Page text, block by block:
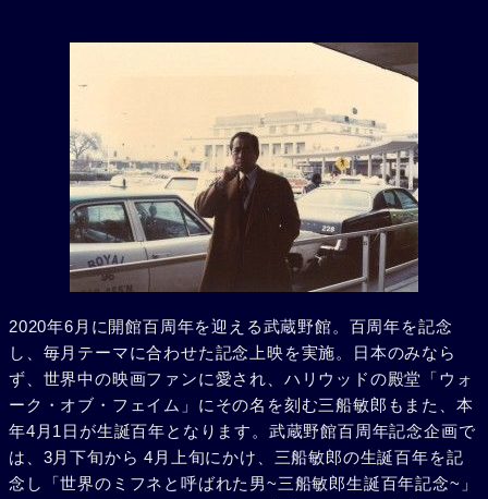
2020年6月に開館百周年を迎える武蔵野館。百周年を記念
し、毎月テーマに合わせた記念上映を実施。日本のみなら
ず、世界中の映画ファンに愛され、ハリウッドの殿堂「ウォ
ーク・オブ・フェイム」にその名を刻む三船敏郎もまた、本
年4月1日が生誕百年となります。武蔵野館百周年記念企画で
は、3月下旬から 4月上旬にかけ、三船敏郎の生誕百年を記
念し「世界のミフネと呼ばれた男~三船敏郎生誕百年記念~」